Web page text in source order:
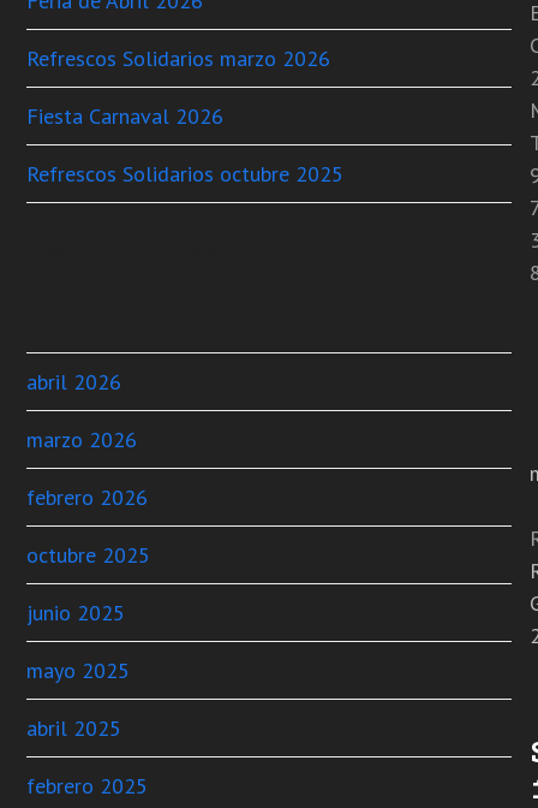
Refrescos Solidarios marzo 2026
Fiesta Carnaval 2026
Refrescos Solidarios octubre 2025
abril 2026
marzo 2026
febrero 2026
octubre 2025
junio 2025
mayo 2025
abril 2025
febrero 2025